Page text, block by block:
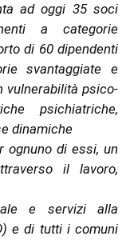
ad oggi 35 soci
a categorie
di 60 dipendenti
svantaggiate e
vulnerabilità psico-
psichiatriche,
dinamiche
ognuno di essi, un
il lavoro,
e servizi alla
e di tutti i comuni